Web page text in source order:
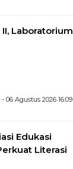
Laboratorium
- 06 Agustus 2026 16:09
Edukasi
Literasi